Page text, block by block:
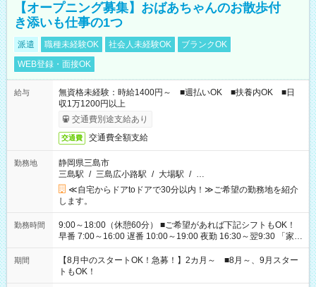
【オープニング募集】おばあちゃんのお散歩付
き添いも仕事の1つ
派遣 職種未経験OK 社会人未経験OK
ブランクOK
WEB登録・面接OK
給与
無資格未経験：時給1400円～ ■週払いOK ■扶養内OK ■日
収1万1200円以上
交通費別途支給あり
交通費 交通費全額支給
勤務地
静岡県三島市
三島駅 / 三島広小路駅 / 大場駅 / …
≪自宅からドアtoドアで30分以内！≫ご希望の勤務地を紹介
します。
勤務時間
9:00～18:00（休憩60分） ■ご希望があれば下記シフトもOK！
早番 7:00～16:00 遅番 10:00～19:00 夜勤 16:30～翌9:30 「家族
と休みを合わせたい」 「余裕を持って夕飯の準備がしたい」
「できれば残業はしたくない」 など、ご希望を教えてください
ね。 ※Wワーク希望の方へ 今ご覧のお仕事で希望する勤務時間
と、もう1つのお仕事の勤務時間。 合計で週40時間を超える場
期間
【8月中のスタートOK！急募！】2カ月～ ■8月～、9月スター
トもOK！